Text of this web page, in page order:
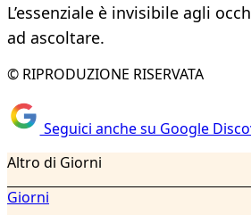
L’essenziale è invisibile agli
ad ascoltare.
© RIPRODUZIONE RISERVATA
Seguici anche su Google
Altro di Giorni
Giorni